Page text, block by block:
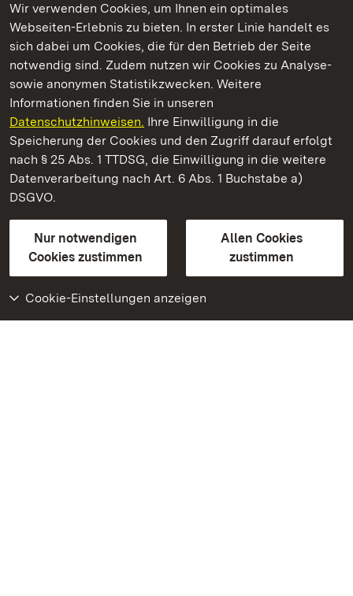
Wir verwenden Cookies, um Ihnen ein optimales
Webseiten-Erlebnis zu bieten. In erster Linie handelt es
sich dabei um Cookies, die für den Betrieb der Seite
notwendig sind. Zudem nutzen wir Cookies zu Analyse-
sowie anonymen Statistikzwecken. Weitere
Informationen finden Sie in unseren
Datenschutzhinweisen. Ihre Einwilligung in die
Speicherung der Cookies und den Zugriff darauf erfolgt
nach § 25 Abs. 1 TTDSG, die Einwilligung in die weitere
Datenverarbeitung nach Art. 6 Abs. 1 Buchstabe a)
DSGVO.
Nur notwendigen
Cookies zustimmen
Allen Cookies
zustimmen
Cookie-Einstellungen anzeigen
Kommen. Staunen. Genießen.
Schloss und Schlossgarten Schwetzingen
Staatliche Schlösser und Gärten Baden-Württemberg
Kontakt
GebärdenspracheLeichte Sprache
Erklärung zur Barrierefreiheit
BITV-konform (geprüfte Seiten)
Weiteres